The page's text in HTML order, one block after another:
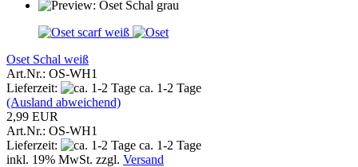
Oset Schal weiß
Art.Nr.: OS-WH1
Lieferzeit:
ca. 1-2 Tage
(Ausland abweichend)
2,99 EUR
Art.Nr.: OS-WH1
Lieferzeit:
ca. 1-2 Tage
inkl. 19% MwSt. zzgl. Versand